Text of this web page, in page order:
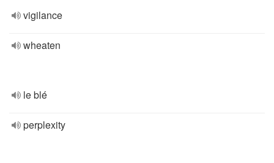
vigilance
wheaten
le blé
perplexity